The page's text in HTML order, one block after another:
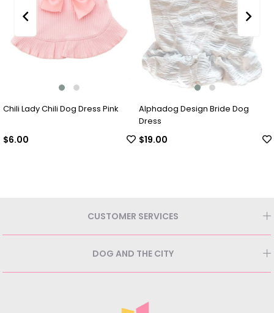
Chili Lady Chili Dog Dress Pink
$6.00
Alphadog Design Bride Dog
Dress
$19.00
CUSTOMER SERVICES
DOG AND THE CITY